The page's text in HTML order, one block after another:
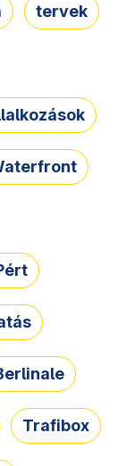
tervek
Trafibox